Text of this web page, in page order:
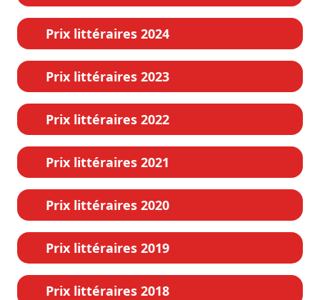
Prix littéraires 2024
Prix littéraires 2023
Prix littéraires 2022
Prix littéraires 2021
Prix littéraires 2020
Prix littéraires 2019
Prix littéraires 2018